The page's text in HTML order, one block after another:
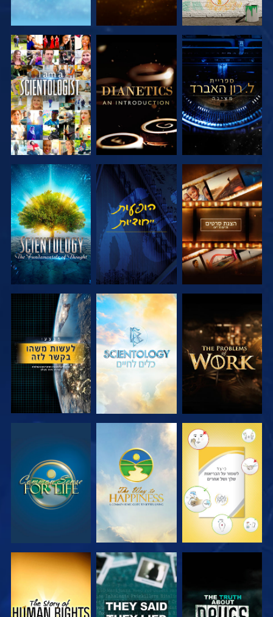
בדוק את הסדרה בדוק את הסדרה צפה
בדוק את הסדרה צפה בדוק את הסדרה
בדוק את הסדרה בדוק את הסדרה צפה
צפה צפה צפה
צפה צפה